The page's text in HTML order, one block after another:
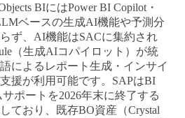
BIにはPower BI Copilot・
ベースの生成AI機能や予測分
ず、AI機能はSACに集約され
（生成AIコパイロット）が統
によるレポート生成・インサイ
援が利用可能です。SAPはBI
ポートを2026年末に終了する
ており、既存BO資産（Crystal